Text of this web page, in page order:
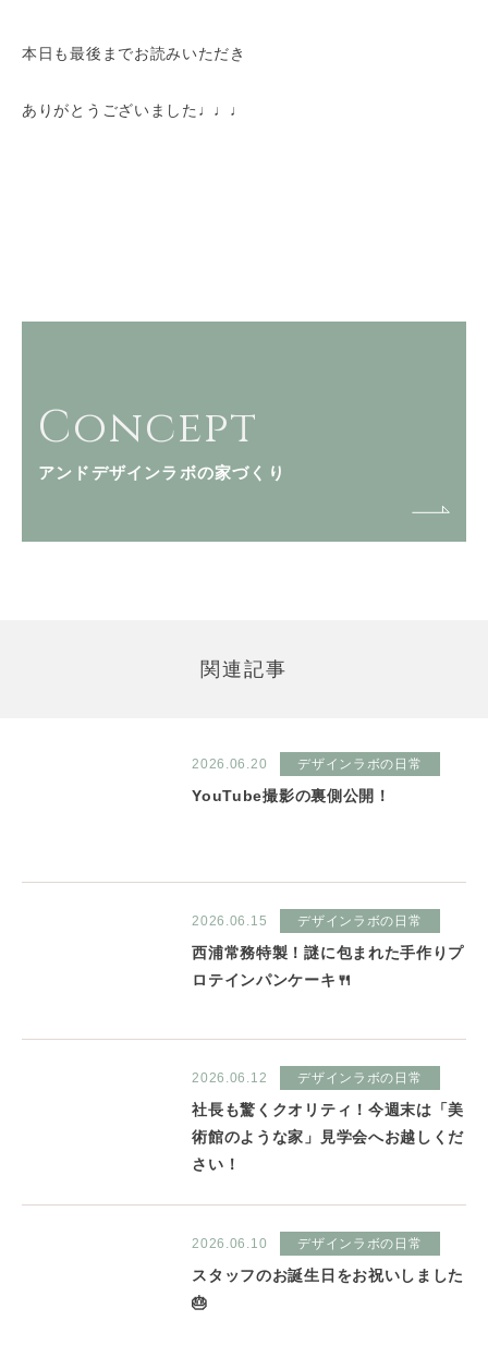
本日も最後までお読みいただき
ありがとうございました♩♩♩
Concept
アンドデザインラボの家づくり
関連記事
2026.06.20 デザインラボの日常
YouTube撮影の裏側公開！
2026.06.15 デザインラボの日常
西浦常務特製！謎に包まれた手作りプ
ロテインパンケーキ🍴
2026.06.12 デザインラボの日常
社長も驚くクオリティ！今週末は「美
術館のような家」見学会へお越しくだ
さい！
2026.06.10 デザインラボの日常
スタッフのお誕生日をお祝いしました
🎂